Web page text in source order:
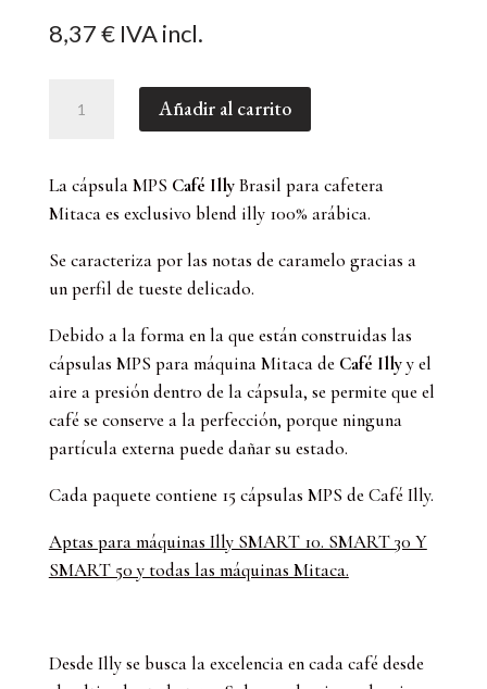
8,37€ IVA incl.
MPS
Brasil
para
Mitaca
cantidad
Añadir al carrito
La cápsula MPS Café IllyBrasil para cafetera
Mitacaes exclusivo blend illy 100% arábica.
Se caracteriza por las notas de caramelo gracias a
un perfil de tueste delicado.
Debido a la forma en la que están construidas las
cápsulas MPS para máquina Mitaca de Café Illyy el
aire a presión dentro de la cápsula, se permite que el
café se conserve a la perfección, porque ninguna
partícula externa puede dañar su estado.
Cada paquete contiene 15 cápsulas MPS de Café Illy.
Aptas para máquinas Illy SMART 10. SMART 30 Y
SMART 50 y todas las máquinas Mitaca.
Desde Illy se busca la excelencia en cada café desde